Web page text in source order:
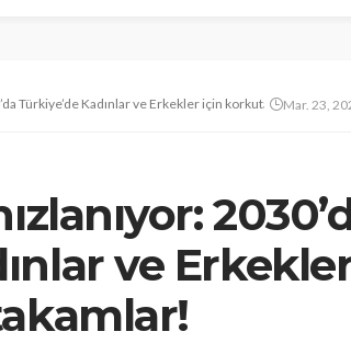
Türkiye’de Kadınlar ve Erkekler için korkutan takamlar!
Mar. 23,
ve